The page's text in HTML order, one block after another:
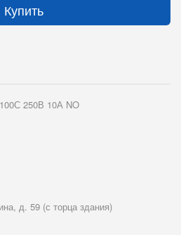
Купить
250В 10А NO
д. 59 (с торца здания)